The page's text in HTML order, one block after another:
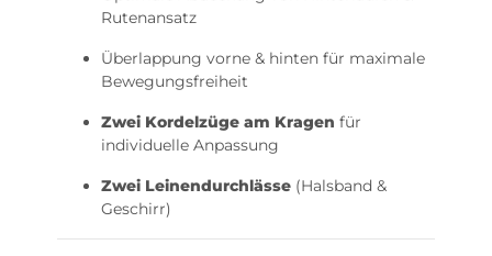
Rutenansatz
Überlappung vorne & hinten für maximale
Bewegungsfreiheit
Zwei Kordelzüge am Kragen für
individuelle Anpassung
Zwei Leinendurchlässe (Halsband &
Geschirr)